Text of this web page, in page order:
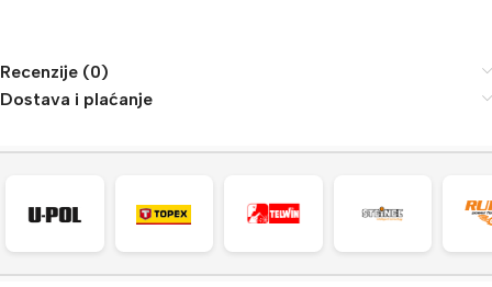
Recenzije (0)
Dostava i plaćanje